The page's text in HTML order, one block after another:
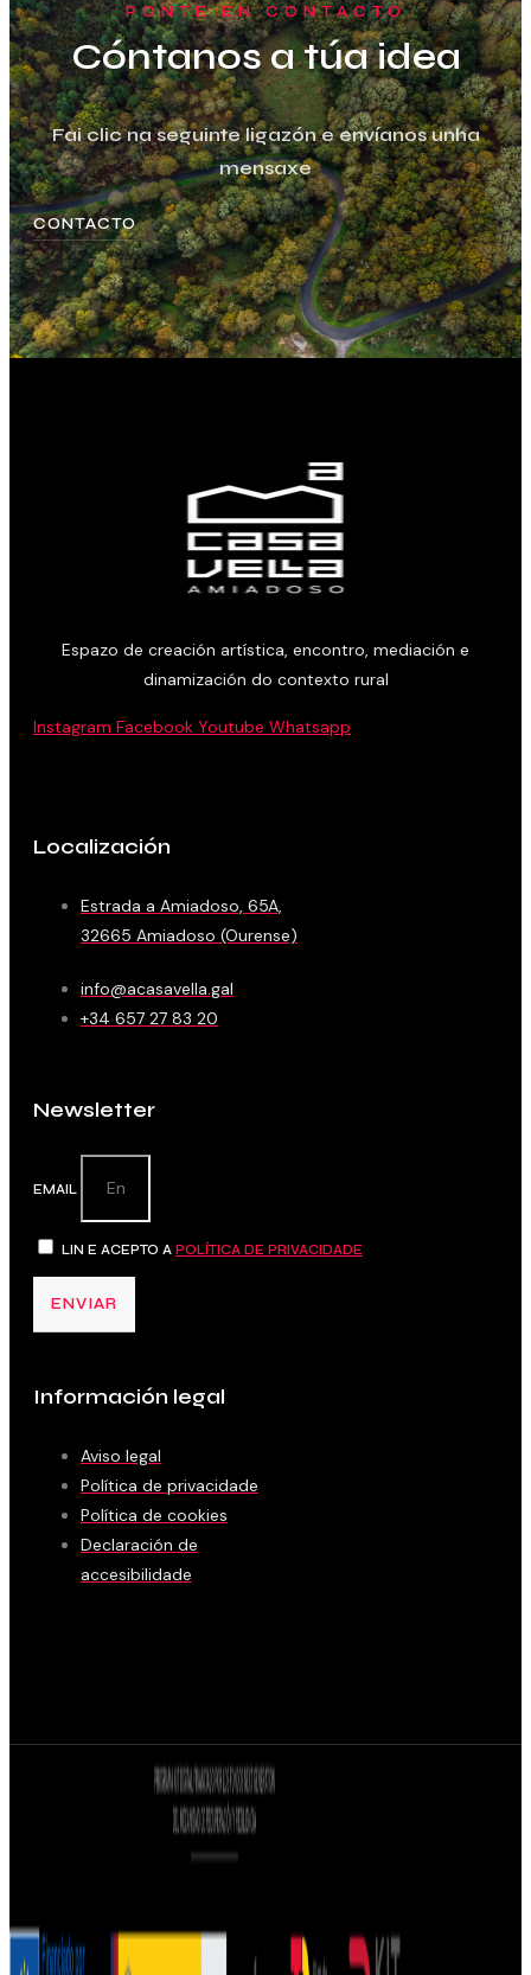
PONTE EN CONTACTO
Cóntanos a túa idea
Fai clic na seguinte ligazón e envíanos unha
mensaxe
CONTACTO
Espazo de creación artística, encontro, mediación e
dinamización do contexto rural
Instagram Facebook Youtube Whatsapp
Localización
Estrada a Amiadoso, 65A,
32665 Amiadoso (Ourense)
info@acasavella.gal
+34 657 27 83 20
Newsletter
EMAIL
LIN E ACEPTO A POLÍTICA DE PRIVACIDADE
ENVIAR
Información legal
Aviso legal
Política de privacidade
Política de cookies
Declaración de
accesibilidade